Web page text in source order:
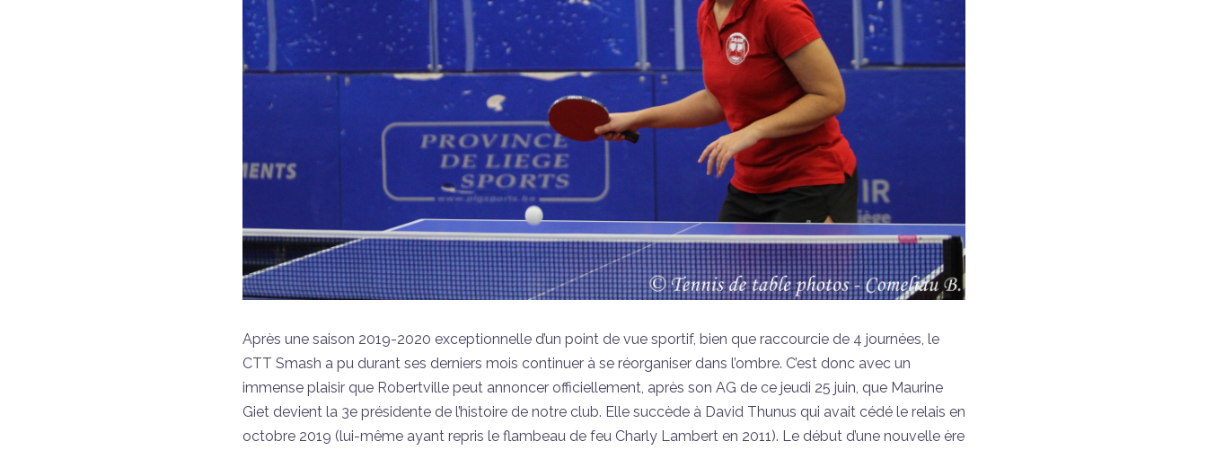
Après une saison 2019-2020 exceptionnelle d’un point de vue sportif, bien que raccourcie de 4 journées, le
CTT Smash a pu durant ses derniers mois continuer à se réorganiser dans l’ombre. C’est donc avec un
immense plaisir que Robertville peut annoncer officiellement, après son AG de ce jeudi 25 juin, que Maurine
Giet devient la 3e présidente de l’histoire de notre club. Elle succède à David Thunus qui avait cédé le relais en
octobre 2019 (lui-même ayant repris le flambeau de feu Charly Lambert en 2011). Le début d’une nouvelle ère